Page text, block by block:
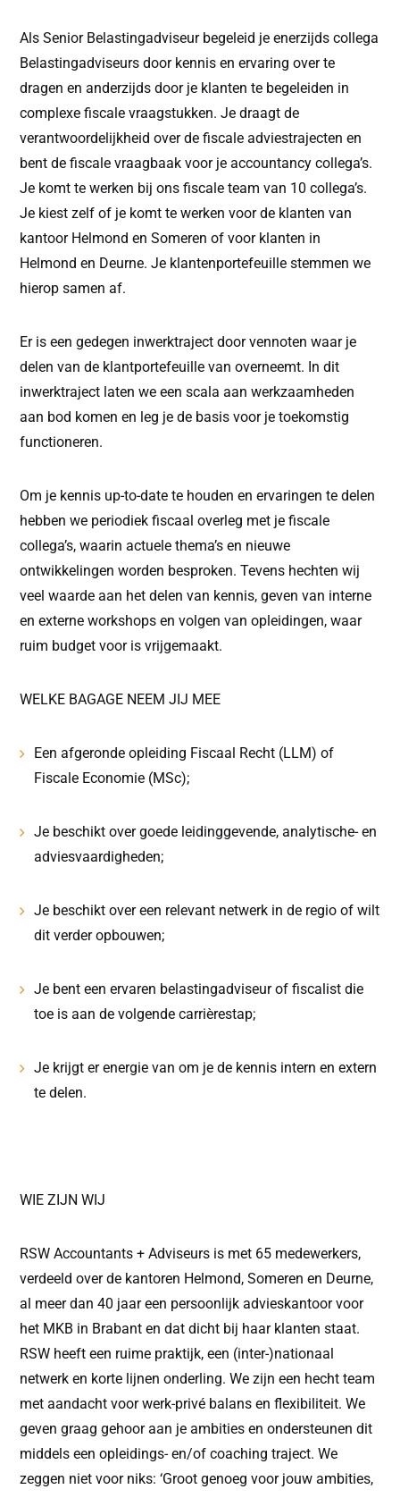
Als Senior Belastingadviseur begeleid je enerzijds collega
Belastingadviseurs door kennis en ervaring over te
dragen en anderzijds door je klanten te begeleiden in
complexe fiscale vraagstukken. Je draagt de
verantwoordelijkheid over de fiscale adviestrajecten en
bent de fiscale vraagbaak voor je accountancy collega’s.
Je komt te werken bij ons fiscale team van 10 collega’s.
Je kiest zelf of je komt te werken voor de klanten van
kantoor Helmond en Someren of voor klanten in
Helmond en Deurne. Je klantenportefeuille stemmen we
hierop samen af.
Er is een gedegen inwerktraject door vennoten waar je
delen van de klantportefeuille van overneemt. In dit
inwerktraject laten we een scala aan werkzaamheden
aan bod komen en leg je de basis voor je toekomstig
functioneren.
Om je kennis up-to-date te houden en ervaringen te delen
hebben we periodiek fiscaal overleg met je fiscale
collega’s, waarin actuele thema’s en nieuwe
ontwikkelingen worden besproken. Tevens hechten wij
veel waarde aan het delen van kennis, geven van interne
en externe workshops en volgen van opleidingen, waar
ruim budget voor is vrijgemaakt.
WELKE BAGAGE NEEM JIJ MEE
Een afgeronde opleiding Fiscaal Recht (LLM) of
Fiscale Economie (MSc);
Je beschikt over goede leidinggevende, analytische- en
adviesvaardigheden;
Je beschikt over een relevant netwerk in de regio of wilt
dit verder opbouwen;
Je bent een ervaren belastingadviseur of fiscalist die
toe is aan de volgende carrièrestap;
Je krijgt er energie van om je de kennis intern en extern
te delen.
WIE ZIJN WIJ
RSW Accountants + Adviseurs is met 65 medewerkers,
verdeeld over de kantoren Helmond, Someren en Deurne,
al meer dan 40 jaar een persoonlijk advieskantoor voor
het MKB in Brabant en dat dicht bij haar klanten staat.
RSW heeft een ruime praktijk, een (inter-)nationaal
netwerk en korte lijnen onderling. We zijn een hecht team
met aandacht voor werk-privé balans en flexibiliteit. We
geven graag gehoor aan je ambities en ondersteunen dit
middels een opleidings- en/of coaching traject. We
zeggen niet voor niks: ‘Groot genoeg voor jouw ambities,